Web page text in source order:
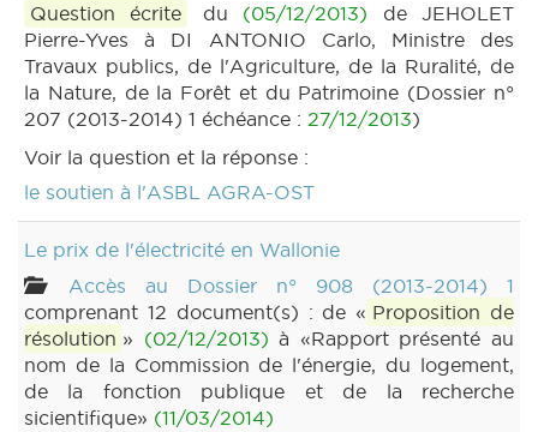
Question écrite du (05/12/2013) de JEHOLET
Pierre-Yves à DI ANTONIO Carlo, Ministre des
Travaux publics, de l'Agriculture, de la Ruralité, de
la Nature, de la Forêt et du Patrimoine (Dossier n°
207 (2013-2014) 1 échéance : 27/12/2013)
Voir la question et la réponse :
le soutien à l'ASBL AGRA-OST
Le prix de l'électricité en Wallonie
Accès au Dossier n° 908 (2013-2014) 1
comprenant 12 document(s) : de « Proposition de
résolution » (02/12/2013) à «Rapport présenté au
nom de la Commission de l'énergie, du logement,
de la fonction publique et de la recherche
sicientifique» (11/03/2014)